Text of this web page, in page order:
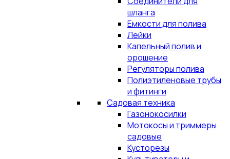
шланга
Емкости для полива
Лейки
Капельный полив и
орошение
Регуляторы полива
Полиэтиленовые трубы
и фитинги
Садовая техника
Газонокосилки
Мотокосы и триммеры
садовые
Кусторезы